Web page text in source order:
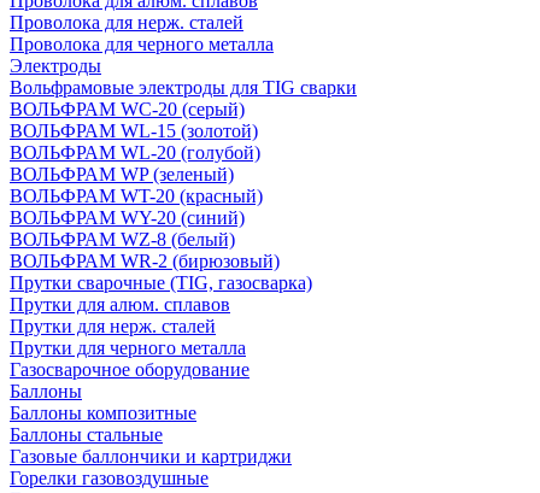
Проволока для нерж. сталей
Проволока для черного металла
Электроды
Вольфрамовые электроды для TIG сварки
ВОЛЬФРАМ WC-20 (серый)
ВОЛЬФРАМ WL-15 (золотой)
ВОЛЬФРАМ WL-20 (голубой)
ВОЛЬФРАМ WP (зеленый)
ВОЛЬФРАМ WT-20 (красный)
ВОЛЬФРАМ WY-20 (синий)
ВОЛЬФРАМ WZ-8 (белый)
ВОЛЬФРАМ WR-2 (бирюзовый)
Прутки сварочные (TIG, газосварка)
Прутки для алюм. сплавов
Прутки для нерж. сталей
Прутки для черного металла
Газосварочное оборудование
Баллоны
Баллоны композитные
Баллоны стальные
Газовые баллончики и картриджи
Горелки газовоздушные